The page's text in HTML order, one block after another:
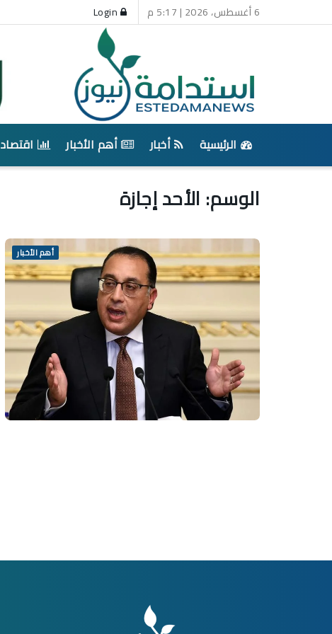
6 أغسطس، 2026 | 5:17 م
الرئيسية أخبار أهم الأخبار اقتصاد
الوسم: الأحد إجازة
أهم الأخبار